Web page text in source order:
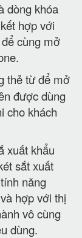
dòng khóa
hợp với
cùng mở
thẻ từ để mở
được dùng
cho khách
xuất khẩu
sắt xuất
năng
hợp với thị
vô cùng
dùng.